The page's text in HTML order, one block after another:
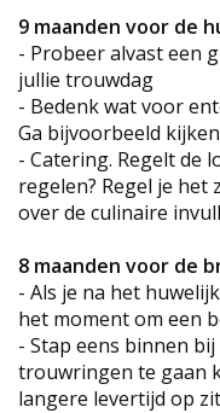
9 maanden voor de
- Probeer alvast een
jullie trouwdag
- Bedenk wat voor
Ga bijvoorbeeld
- Catering. Regelt de
regelen? Regel je het
over de culinaire
8 maanden voor de
- Als je na het
het moment om een
- Stap eens binnen
trouwringen te gaan
langere levertijd op